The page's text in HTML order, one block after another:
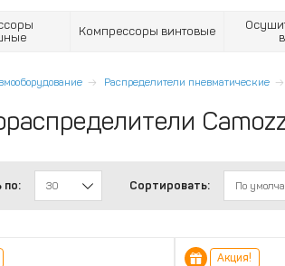
Компрессоры винтовые
Распределители пневматические
по: 30 Сортировать: По
Акция!